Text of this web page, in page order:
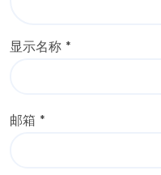
显示名称 *
邮箱 *